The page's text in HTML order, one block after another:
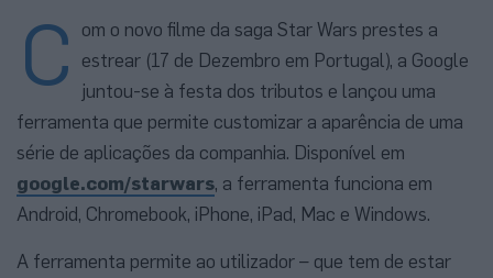
C
om o novo filme da saga Star Wars prestes a
estrear (17 de Dezembro em Portugal), a Google
juntou-se à festa dos tributos e lançou uma
ferramenta que permite customizar a aparência de uma
série de aplicações da companhia. Disponível em
google.com/starwars, a ferramenta funciona em
Android, Chromebook, iPhone, iPad, Mac e Windows.
A ferramenta permite ao utilizador – que tem de estar